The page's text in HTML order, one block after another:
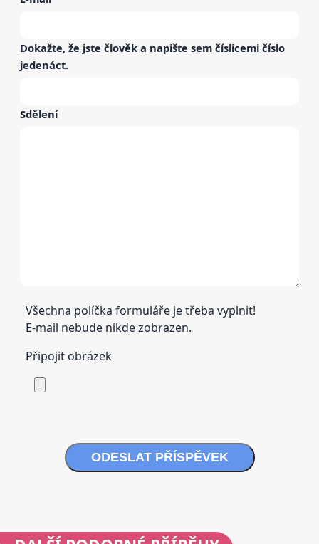
Dokažte, že jste člověk a napište sem číslicemi číslo
jedenáct.
Sdělení
Všechna políčka formuláře je třeba vyplnit!
E-mail nebude nikde zobrazen.
Připojit obrázek
ODESLAT PŘÍSPĚVEK